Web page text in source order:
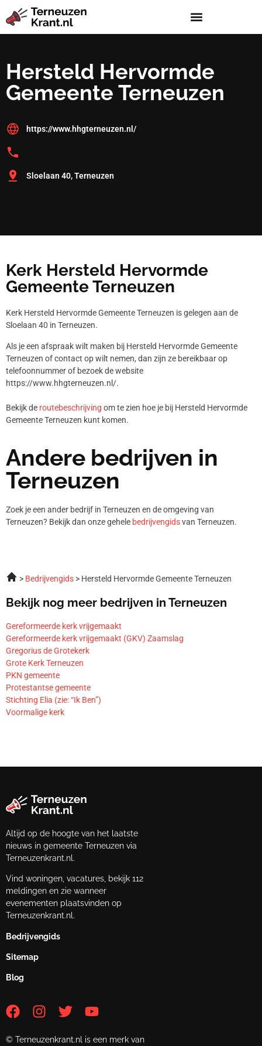
Hersteld Hervormde
Gemeente Terneuzen
https://www.hhgterneuzen.nl/
Sloelaan 40, Terneuzen
Kerk Hersteld Hervormde
Gemeente Terneuzen
Kerk Hersteld Hervormde Gemeente Terneuzen is gelegen aan de
Sloelaan 40 in Terneuzen.
Als je een afspraak wilt maken bij Hersteld Hervormde Gemeente
Terneuzen of contact op wilt nemen, dan zijn ze bereikbaar op
telefoonnummerof bezoek de website
https://www.hhgterneuzen.nl/.
Bekijk de routebeschrijving om te zien hoe je bij Hersteld Hervormde
Gemeente Terneuzen kunt komen.
Andere bedrijven in
Terneuzen
Zoek je een ander bedrijf in Terneuzen en de omgeving van
Terneuzen? Bekijk dan onze gehele bedrijvengidsvan Terneuzen.
Bedrijvengids Hersteld Hervormde Gemeente Terneuzen
Bekijk nog meer bedrijven in Terneuzen
Gereformeerde kerk vrijgemaakt
Gereformeerde kerk vrijgemaakt (GKV) Zaamslag
Gregorius de Grotekerk
Grote Kerk Terneuzen
PKN gemeente
Protestantse gemeente
Stichting Elia (zie: “Ik Ben”)
Voormalige kerk
Altijd op de hoogte van het laatste
nieuws in gemeente Terneuzen via
Terneuzenkrant.nl.
Vind woningen, vacatures, bekijk 112
meldingen en zie wanneer
evenementen plaatsvinden op
Terneuzenkrant.nl.
Bedrijvengids
Sitemap
Blog
© Terneuzenkrant.nl is een merk van